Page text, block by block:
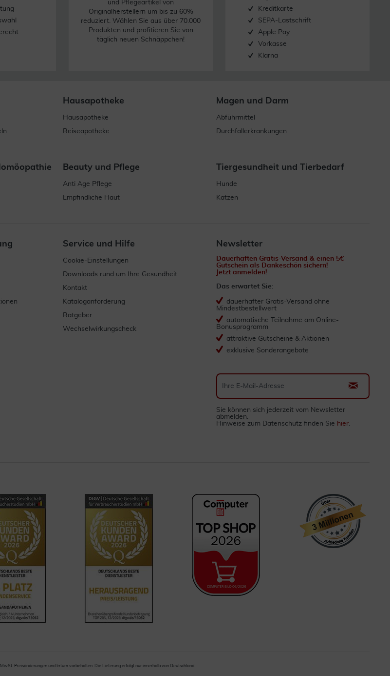
und Pflegeartikel von
Originalherstellern um bis zu 60%
reduziert. Wählen Sie aus über 70.000
Produkten und profitieren Sie von
täglich neuen Schnäppchen!
Kreditkarte
SEPA-Lastschrift
Apple Pay
Vorkasse
Klarna
Hausapotheke
Hausapotheke
Reiseapotheke
Magen und Darm
Abführmittel
Durchfallerkrankungen
Beauty und Pflege
Anti Age Pflege
Empfindliche Haut
Tiergesundheit und Tierbedarf
Hunde
Katzen
Service und Hilfe
Cookie-Einstellungen
Downloads rund um Ihre Gesundheit
Kontakt
Kataloganforderung
Ratgeber
Wechselwirkungscheck
Newsletter
Dauerhaften Gratis-Versand & einen 5€
Gutschein als Dankeschön sichern!
Jetzt anmelden!
Das erwartet Sie:
dauerhafter Gratis-Versand ohne
Mindestbestellwert
automatische Teilnahme am Online-
Bonusprogramm
attraktive Gutscheine & Aktionen
exklusive Sonderangebote
Sie können sich jederzeit vom Newsletter
abmelden.
Hinweise zum Datenschutz finden Sie hier.
Preisänderungen und Irrtum vorbehalten. Die Lieferung erfolgt nur innerhalb von Deutschland.